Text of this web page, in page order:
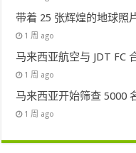
带着 25 张辉煌的地球照
1 周 ago
马来西亚航空与 JDT FC
1 周 ago
马来西亚开始筛查 5000
1 周 ago